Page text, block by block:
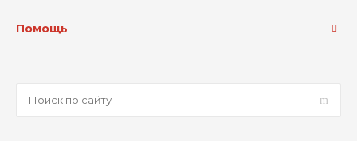
Помощь